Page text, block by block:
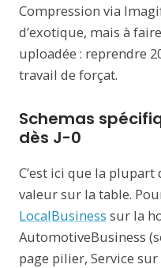
Compression via
d’exotique, mais à
uploadée : reprendre
travail de forçat.
Schemas
dès J-0
C’est ici que la
valeur sur la table.
LocalBusiness sur la
AutomotiveBusiness
page pilier, Service